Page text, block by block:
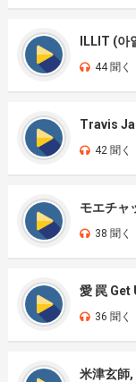
ILLIT (
44 聞く
Travis
42 聞く
38 聞く
愛 罠 Get
36 聞く
米津玄師